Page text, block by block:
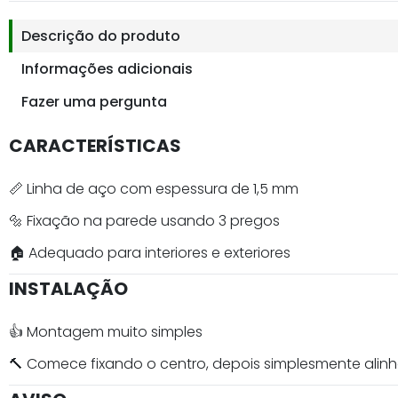
Descrição do produto
Informações adicionais
Fazer uma pergunta
CARACTERÍSTICAS
📏 Linha de aço com espessura de 1,5 mm
🔩 Fixação na parede usando 3 pregos
🏠 Adequado para interiores e exteriores
INSTALAÇÃO
👍 Montagem muito simples
🔨 Comece fixando o centro, depois simplesmente